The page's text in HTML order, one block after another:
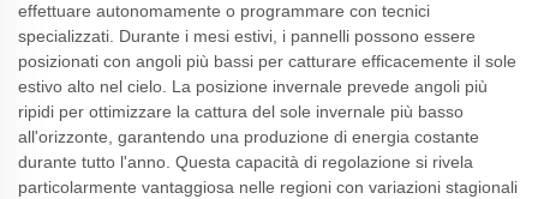
effettuare autonomamente o programmare con tecnici
specializzati. Durante i mesi estivi, i pannelli possono essere
posizionati con angoli più bassi per catturare efficacemente il sole
estivo alto nel cielo. La posizione invernale prevede angoli più
ripidi per ottimizzare la cattura del sole invernale più basso
all'orizzonte, garantendo una produzione di energia costante
durante tutto l'anno. Questa capacità di regolazione si rivela
particolarmente vantaggiosa nelle regioni con variazioni stagionali